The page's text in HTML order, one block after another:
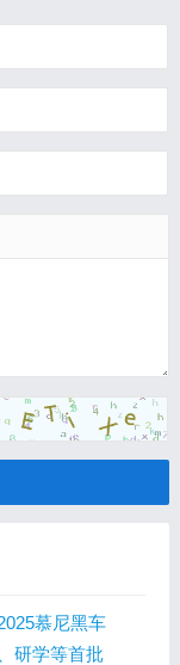
慕尼黑车
研学等首批